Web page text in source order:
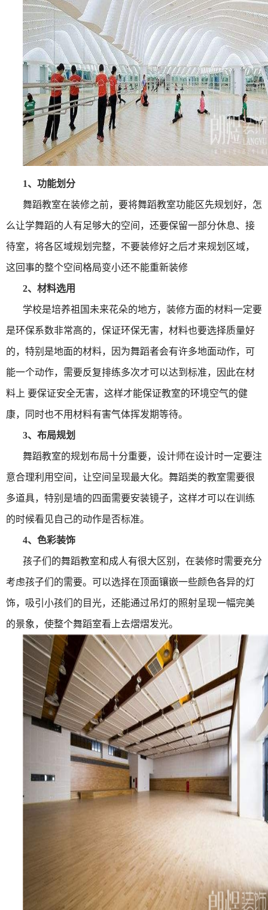
1、 功能划分
舞蹈教室在装修之前，要将舞蹈教室功能区先规划好，怎
么让学舞蹈的人有足够大的空间，还要保留一部分休息、接
待室，将各区域规划完整，不要装修好之后才来规划区域，
这回事的整个空间格局变小还不能重新装修
2、 材料选用
学校是培养祖国未来花朵的地方，装修方面的材料一定要
是环保系数非常高的，保证环保无害，材料也要选择质量好
的，特别是地面的材料，因为舞蹈者会有许多地面动作，可
能一个动作，需要反复排练多次才可以达到标准，因此在材
料上 要保证安全无害，这样才能保证教室的环境空气的健
康，同时也不用材料有害气体挥发期等待。
3、 布局规划
舞蹈教室的规划布局十分重要，设计师在设计时一定要注
意合理利用空间，让空间呈现最大化。舞蹈类的教室需要很
多道具，特别是墙的四面需要安装镜子，这样才可以在训练
的时候看见自己的动作是否标准。
4、 色彩装饰
孩子们的舞蹈教室和成人有很大区别，在装修时需要充分
考虑孩子们的需要。可以选择在顶面镶嵌一些颜色各异的灯
饰，吸引小孩们的目光，还能通过吊灯的照射呈现一幅完美
的景象，使整个舞蹈室看上去熠熠发光。